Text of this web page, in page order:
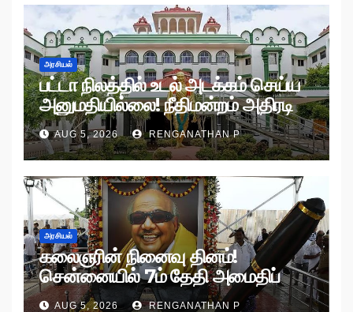
அரசியல்
பட்டா நிலத்தில் உடல் அடக்கம் செய்ய
அனுமதியில்லை! நீதிமன்றம் அதிரடி
உத்தரவு!
AUG 5, 2026 RENGANATHAN P
அரசியல்
கலைஞரின் நினைவு தினம்!
சென்னையில் 7ம் தேதி அமைதிப்
பேரணி!
AUG 5, 2026 RENGANATHAN P